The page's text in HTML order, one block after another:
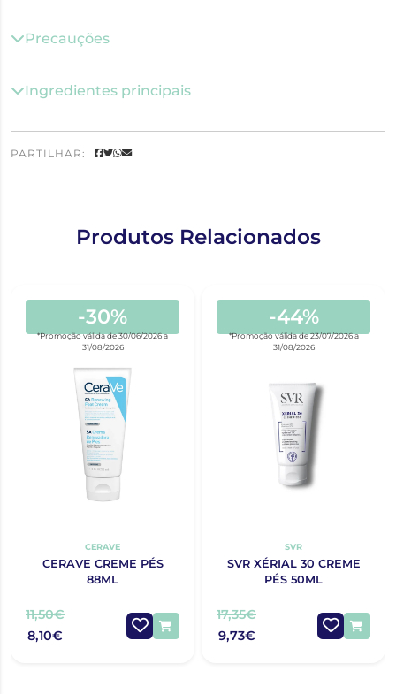
Precauções
Ingredientes principais
PARTILHAR:
Produtos Relacionados
-30%
*Promoção válida de 30/06/2026 a
31/08/2026
CERAVE
CERAVE CREME PÉS
88ML
11,50€
8,10€
-44%
*Promoção válida de 23/07/2026 a
31/08/2026
SVR
SVR XÉRIAL 30 CREME
PÉS 50ML
17,35€
9,73€